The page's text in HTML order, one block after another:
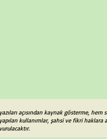
açısından kaynak gösterme,
kullanımlar, şahsi ve fikri haklara